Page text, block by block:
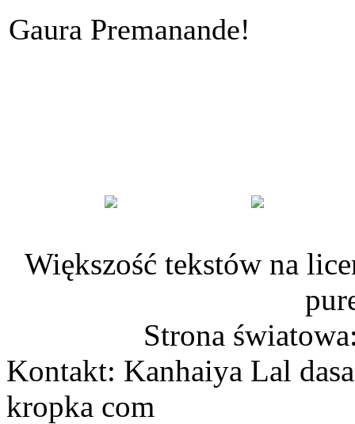
Gaura Premanande!
Większość tekstów na
Strona
Kontakt: Kanhaiya Lal
kropka com